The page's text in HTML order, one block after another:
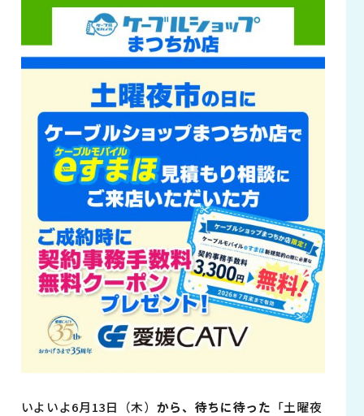
いよいよ6月13日（木） から、待ちに待った 「土曜夜